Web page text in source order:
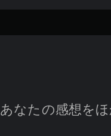
あなたの感想を